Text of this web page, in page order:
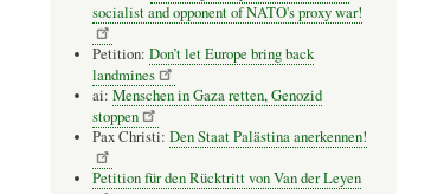
socialist and opponent of NATO's proxy war!
Petition: Don’t let Europe bring back
landmines
ai: Menschen in Gaza retten, Genozid
stoppen
Pax Christi: Den Staat Palästina anerkennen!
Petition für den Rücktritt von Van der Leyen